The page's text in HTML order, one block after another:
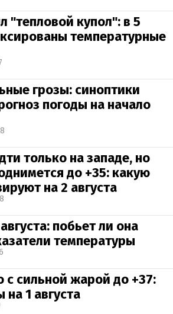
"тепловой купол": в 5
температурные
грозы: синоптики
погоды на начало
только на западе, но
до +35: какую
на 2 августа
побьет ли она
температуры
с сильной жарой до +37:
на 1 августа